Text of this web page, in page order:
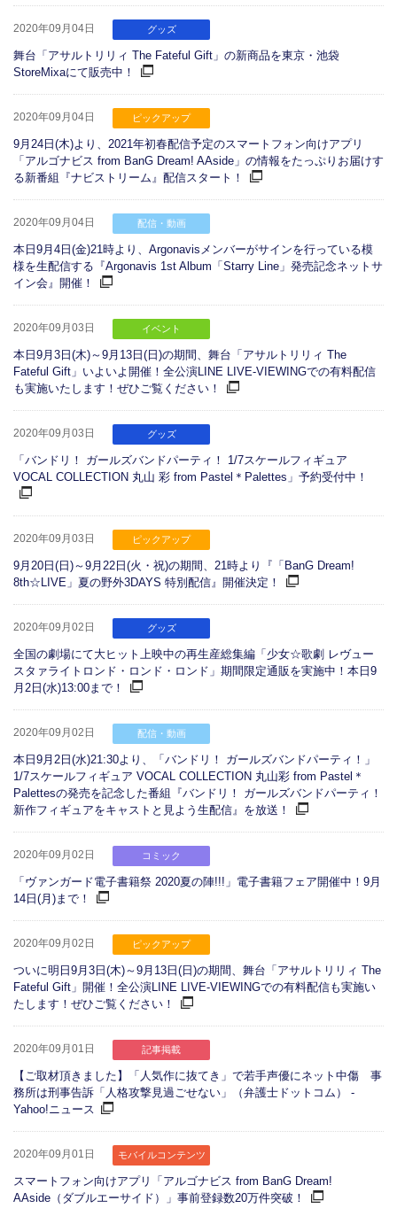
2020年09月04日 グッズ
舞台「アサルトリリィ The Fateful Gift」の新商品を東京・池袋
StoreMixaにて販売中！
2020年09月04日 ピックアップ
9月24日(木)より、2021年初春配信予定のスマートフォン向けアプリ
「アルゴナビス from BanG Dream! AAside」の情報をたっぷりお届けす
る新番組『ナビストリーム』配信スタート！
2020年09月04日 配信・動画
本日9月4日(金)21時より、Argonavisメンバーがサインを行っている模
様を生配信する『Argonavis 1st Album「Starry Line」発売記念ネットサ
イン会』開催！
2020年09月03日 イベント
本日9月3日(木)～9月13日(日)の期間、舞台「アサルトリリィ The
Fateful Gift」いよいよ開催！全公演LINE LIVE-VIEWINGでの有料配信
も実施いたします！ぜひご覧ください！
2020年09月03日 グッズ
「バンドリ！ ガールズバンドパーティ！ 1/7スケールフィギュア
VOCAL COLLECTION 丸山 彩 from Pastel＊Palettes」予約受付中！
2020年09月03日 ピックアップ
9月20日(日)～9月22日(火・祝)の期間、21時より『「BanG Dream!
8th☆LIVE」夏の野外3DAYS 特別配信』開催決定！
2020年09月02日 グッズ
全国の劇場にて大ヒット上映中の再生産総集編「少女☆歌劇 レヴュー
スタァライトロンド・ロンド・ロンド」期間限定通販を実施中！本日9
月2日(水)13:00まで！
2020年09月02日 配信・動画
本日9月2日(水)21:30より、「バンドリ！ ガールズバンドパーティ！」
1/7スケールフィギュア VOCAL COLLECTION 丸山彩 from Pastel＊
Palettesの発売を記念した番組『バンドリ！ ガールズバンドパーティ！
新作フィギュアをキャストと見よう生配信』を放送！
2020年09月02日 コミック
「ヴァンガード電子書籍祭 2020夏の陣!!!」電子書籍フェア開催中！9月
14日(月)まで！
2020年09月02日 ピックアップ
ついに明日9月3日(木)～9月13日(日)の期間、舞台「アサルトリリィ The
Fateful Gift」開催！全公演LINE LIVE-VIEWINGでの有料配信も実施い
たします！ぜひご覧ください！
2020年09月01日 記事掲載
【ご取材頂きました】「人気作に抜てき」で若手声優にネット中傷 事
務所は刑事告訴「人格攻撃見過ごせない」（弁護士ドットコム） -
Yahoo!ニュース
2020年09月01日 モバイルコンテンツ
スマートフォン向けアプリ「アルゴナビス from BanG Dream!
AAside（ダブルエーサイド）」事前登録数20万件突破！